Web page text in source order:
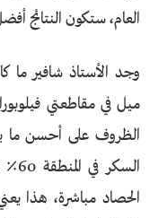
العام، ستكون النتائج
ميل في مقاطعتي
الظروف على أحسن ما
الحصاد مباشرة، هذا